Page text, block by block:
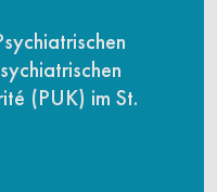
(PUK) im St.